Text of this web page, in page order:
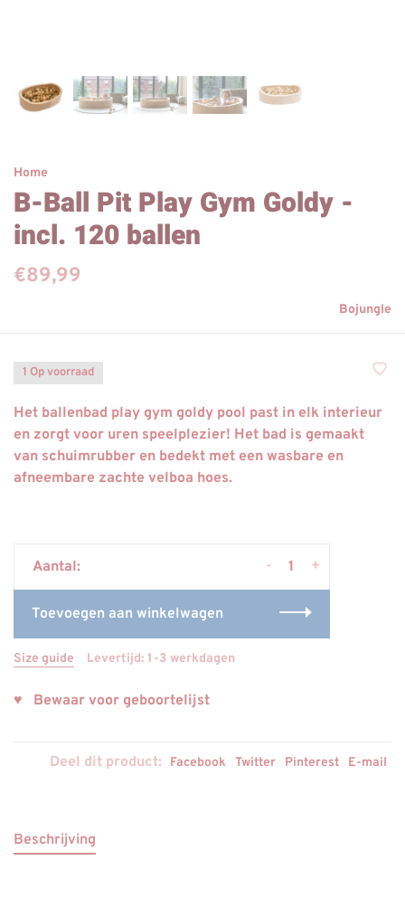
Home
B-Ball Pit Play Gym Goldy -
incl. 120 ballen
€89,99
Bojungle
1 Op voorraad
Het ballenbad play gym goldy pool past in elk interieur
en zorgt voor uren speelplezier! Het bad is gemaakt
van schuimrubber en bedekt met een wasbare en
afneembare zachte velboa hoes.
Aantal: +
-
Toevoegen aan winkelwagen
Size guide Levertijd: 1-3 werkdagen
♥ Bewaar voor geboortelijst
Deel dit product: Facebook Twitter Pinterest E-mail
Beschrijving